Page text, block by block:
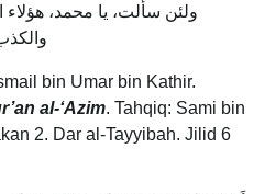
ولئن سألت، يا محمد، هؤلاء
bin Umar bin Kathir.
al-‘Azim. Tahqiq: Sami bin
2. Dar al-Tayyibah. Jilid 6